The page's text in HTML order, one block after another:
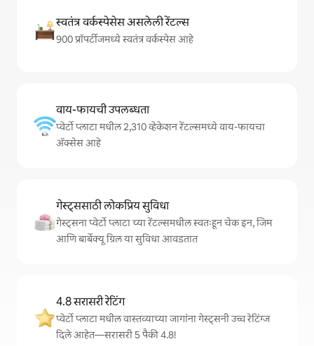
स्वतंत्र वर्कस्पेसेस असलेली रेंटल्स
900 प्रॉपर्टीजमध्ये स्वतंत्र वर्कस्पेस आहे
वाय-फायची उपलब्धता
प्वेर्टो प्लाटा मधील 2,310 व्हेकेशन रेंटल्समध्ये वाय-फायचा
अ‍ॅक्सेस आहे
गेस्ट्ससाठी लोकप्रिय सुविधा
गेस्ट्सना प्वेर्टो प्लाटा च्या रेंटल्समधील स्वतःहून चेक इन, जिम
आणि बार्बेक्यू ग्रिल या सुविधा आवडतात
4.8 सरासरी रेटिंग
प्वेर्टो प्लाटा मधील वास्तव्याच्या जागांना गेस्ट्सनी उच्च रेटिंग्ज
दिले आहेत—सरासरी 5 पैकी 4.8!